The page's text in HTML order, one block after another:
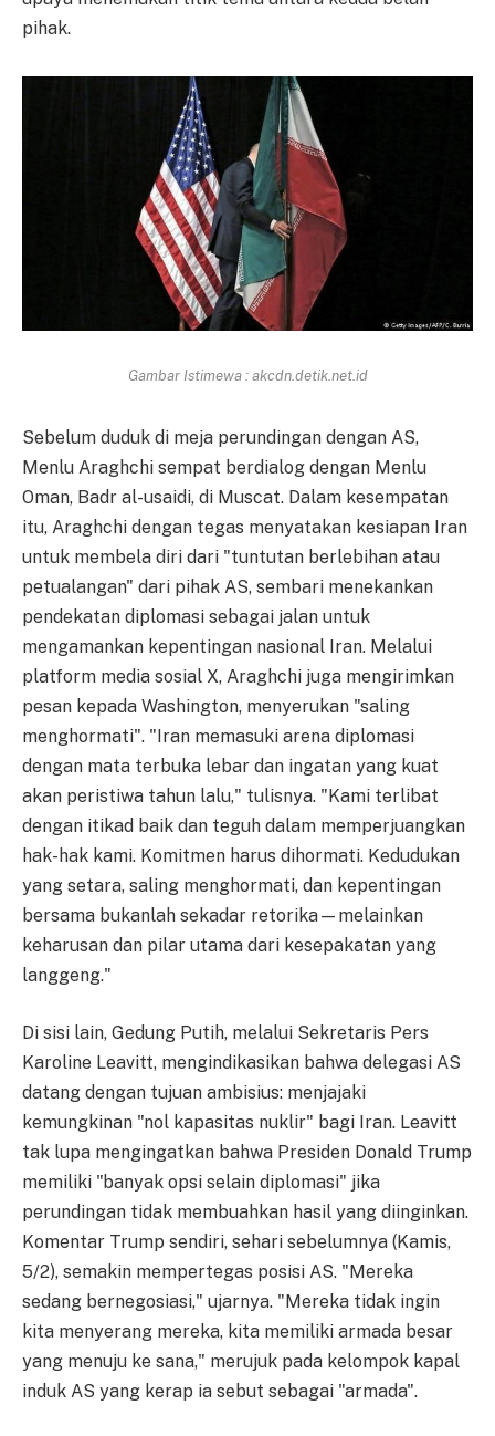
pihak.
Gambar Istimewa : akcdn.detik.net.id
Sebelum duduk di meja perundingan dengan AS,
Menlu Araghchi sempat berdialog dengan Menlu
Oman, Badr al-usaidi, di Muscat. Dalam kesempatan
itu, Araghchi dengan tegas menyatakan kesiapan Iran
untuk membela diri dari "tuntutan berlebihan atau
petualangan" dari pihak AS, sembari menekankan
pendekatan diplomasi sebagai jalan untuk
mengamankan kepentingan nasional Iran. Melalui
platform media sosial X, Araghchi juga mengirimkan
pesan kepada Washington, menyerukan "saling
menghormati". "Iran memasuki arena diplomasi
dengan mata terbuka lebar dan ingatan yang kuat
akan peristiwa tahun lalu," tulisnya. "Kami terlibat
dengan itikad baik dan teguh dalam memperjuangkan
hak-hak kami. Komitmen harus dihormati. Kedudukan
yang setara, saling menghormati, dan kepentingan
bersama bukanlah sekadar retorika—melainkan
keharusan dan pilar utama dari kesepakatan yang
langgeng."
Di sisi lain, Gedung Putih, melalui Sekretaris Pers
Karoline Leavitt, mengindikasikan bahwa delegasi AS
datang dengan tujuan ambisius: menjajaki
kemungkinan "nol kapasitas nuklir" bagi Iran. Leavitt
tak lupa mengingatkan bahwa Presiden Donald Trump
memiliki "banyak opsi selain diplomasi" jika
perundingan tidak membuahkan hasil yang diinginkan.
Komentar Trump sendiri, sehari sebelumnya (Kamis,
5/2), semakin mempertegas posisi AS. "Mereka
sedang bernegosiasi," ujarnya. "Mereka tidak ingin
kita menyerang mereka, kita memiliki armada besar
yang menuju ke sana," merujuk pada kelompok kapal
induk AS yang kerap ia sebut sebagai "armada".